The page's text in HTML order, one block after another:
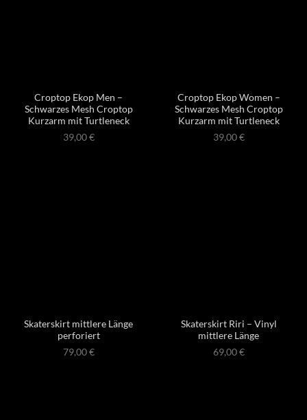
Croptop Ekop Men –
Schwarzes Mesh Croptop
Kurzarm mit Turtleneck
39,00€
Croptop Ekop Women –
Schwarzes Mesh Croptop
Kurzarm mit Turtleneck
39,00€
Skaterskirt mittlere Länge
perforiert
79,00€
Skaterskirt Riri – Vinyl
mittlere Länge
69,00€